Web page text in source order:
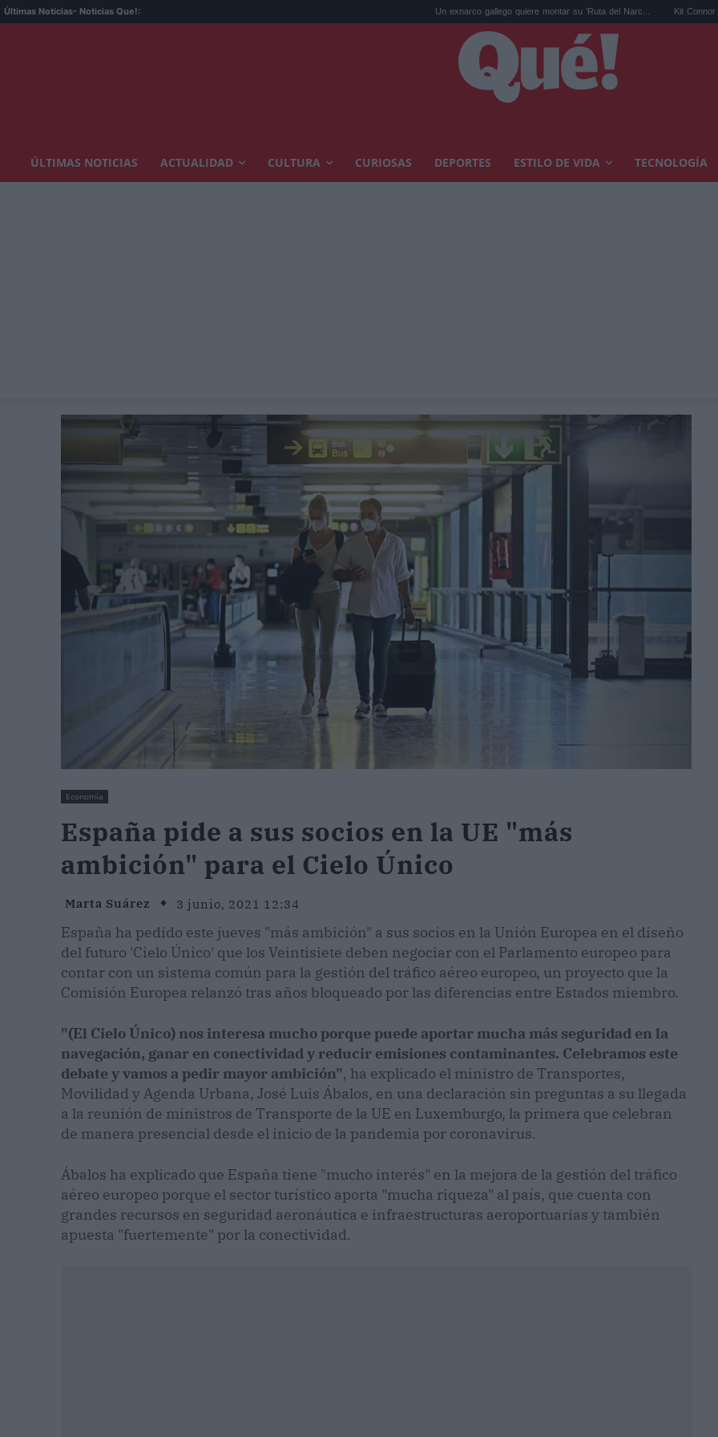
Últimas Noticias- Noticias Que!: Un exnarco gallego quiere montar su 'Ruta del Narc... Kit Connor será Cíclope
ÚLTIMAS NOTICIAS ACTUALIDAD CULTURA CURIOSAS DEPORTES ESTILO DE VIDA TECNOLOGÍA
Economía
España pide a sus socios en la UE "más
ambición" para el Cielo Único
Marta Suárez 3 junio, 2021 12:34
España ha pedido este jueves "más ambición" a sus socios en la Unión Europea en el diseño
del futuro 'Cielo Único' que los Veintisiete deben negociar con el Parlamento europeo para
contar con un sistema común para la gestión del tráfico aéreo europeo, un proyecto que la
Comisión Europea relanzó tras años bloqueado por las diferencias entre Estados miembro.
"(El Cielo Único) nos interesa mucho porque puede aportar mucha más seguridad en la
navegación, ganar en conectividad y reducir emisiones contaminantes. Celebramos este
debate y vamos a pedir mayor ambición", ha explicado el ministro de Transportes,
Movilidad y Agenda Urbana, José Luis Ábalos, en una declaración sin preguntas a su llegada
a la reunión de ministros de Transporte de la UE en Luxemburgo, la primera que celebran
de manera presencial desde el inicio de la pandemia por coronavirus.
Ábalos ha explicado que España tiene "mucho interés" en la mejora de la gestión del tráfico
aéreo europeo porque el sector turístico aporta "mucha riqueza" al país, que cuenta con
grandes recursos en seguridad aeronáutica e infraestructuras aeroportuarias y también
apuesta "fuertemente" por la conectividad.